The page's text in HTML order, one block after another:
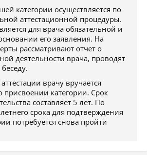
категории осуществляется по
аттестационной процедуры.
для врача обязательной и
его заявления. На
рассматривают отчет о
деятельности врача, проводят
врачу вручается
присвоении категории. Срок
составляет 5 лет. По
срока для подтверждения
потребуется снова пройти